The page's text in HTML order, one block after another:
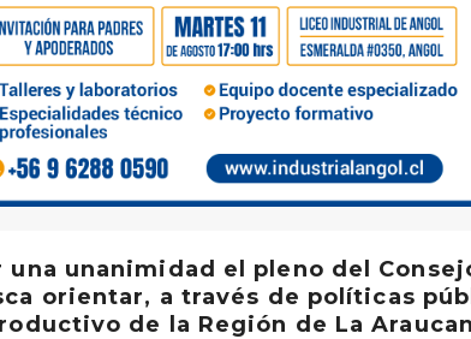
una unanimidad el pleno del
orientar, a través de políticas
de la Región de La